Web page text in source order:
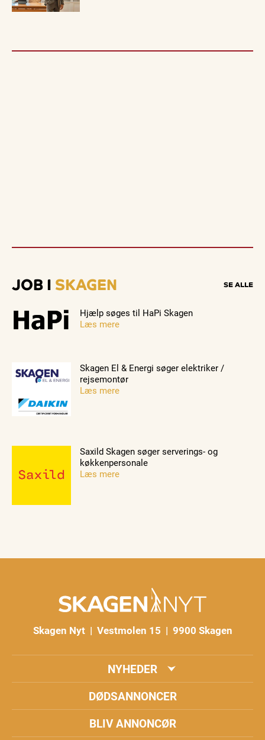
JOB I SKAGEN SE ALLE
Hjælp søges til HaPi Skagen
Læs mere
Skagen El & Energi søger elektriker /
rejsemontør
Læs mere
Saxild Skagen søger serverings- og
køkkenpersonale
Læs mere
Skagen Nyt | Vestmolen 15 | 9900 Skagen
NYHEDER
DØDSANNONCER
BLIV ANNONCØR